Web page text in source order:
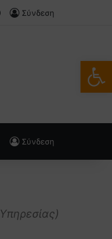
FAQsΣύνδεση
Σύνδεση